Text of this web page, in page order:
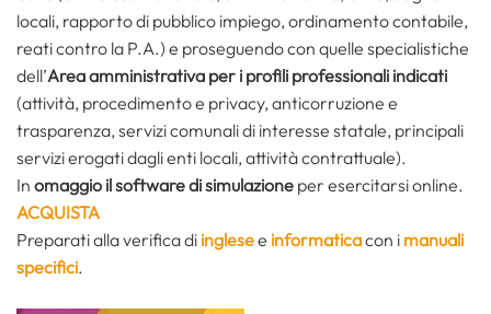
locali, rapporto di pubblico impiego, ordinamento contabile,
reati contro la P.A.) e proseguendo con quelle specialistiche
dell’Area amministrativa per i profili professionali indicati
(attività, procedimento e privacy, anticorruzione e
trasparenza, servizi comunali di interesse statale, principali
servizi erogati dagli enti locali, attività contrattuale).
In omaggio il software di simulazione per esercitarsi online.
ACQUISTA
Preparati alla verifica di inglesee informaticacon i manuali
specifici.